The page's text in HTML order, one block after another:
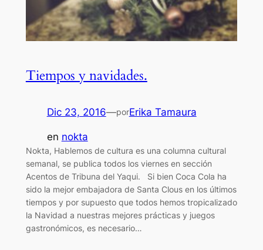
Tiempos y navidades.
Dic 23, 2016—porErika Tamaura
en nokta
Nokta, Hablemos de cultura es una columna cultural
semanal, se publica todos los viernes en sección
Acentos de Tribuna del Yaqui. Si bien Coca Cola ha
sido la mejor embajadora de Santa Clous en los últimos
tiempos y por supuesto que todos hemos tropicalizado
la Navidad a nuestras mejores prácticas y juegos
gastronómicos, es necesario…